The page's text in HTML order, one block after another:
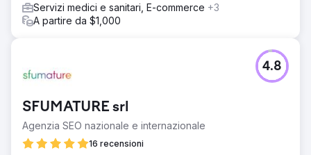
Servizi medici e sanitari, E-commerce +3
A partire da $1,000
SFUMATURE srl
Agenzia SEO nazionale e internazionale
16 recensioni
4.8